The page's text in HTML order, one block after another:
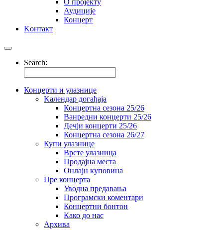
Аудиције
Концерт
Kонтакт
Search:
Концерти и улазнице
Kалендар догађаја
Концертна сезона 25/26
Ванредни концерти 25/26
Дечји концерти 25/26
Концертна сезона 26/27
Купи улазнице
Врсте улазница
Продајна места
Oнлајн куповинa
Пре концерта
Уводна предавања
Програмски коментари
Концертни бонтон
Како до нас
Архива